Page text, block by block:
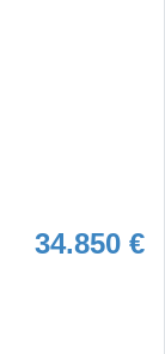
34.850 €